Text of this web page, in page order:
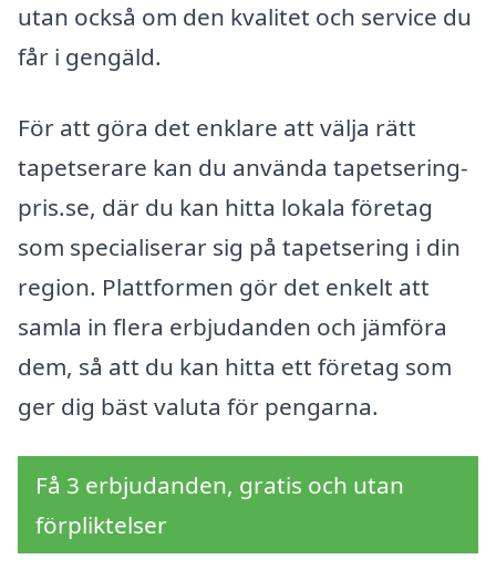
utan också om den kvalitet och service du
får i gengäld.
För att göra det enklare att välja rätt
tapetserare kan du använda tapetsering-
pris.se, där du kan hitta lokala företag
som specialiserar sig på tapetsering i din
region. Plattformen gör det enkelt att
samla in flera erbjudanden och jämföra
dem, så att du kan hitta ett företag som
ger dig bäst valuta för pengarna.
Få 3 erbjudanden, gratis och utan
förpliktelser